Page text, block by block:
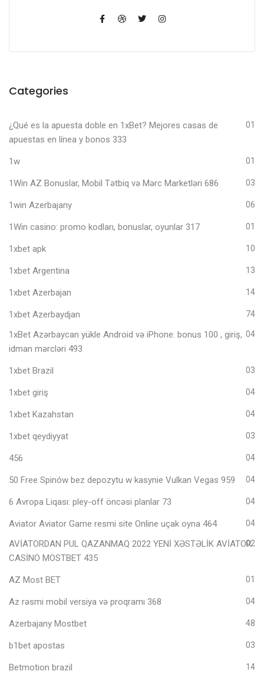
Categories
¿Qué es la apuesta doble en 1xBet? Mejores casas de
apuestas en línea y bonos 333
01
1w 01
1Win AZ Bonuslar, Mobil Tətbiq və Mərc Marketləri 686 03
1win Azerbajany 06
1Win casino: promo kodları, bonuslar, oyunlar 317 01
1xbet apk 10
1xbet Argentina 13
1xbet Azerbajan 14
1xbet Azerbaydjan 74
1xBet Azərbaycan yükle Android və iPhone: bonus 100 , giriş,
idman mərcləri 493
04
1xbet Brazil 03
1xbet giriş 04
1xbet Kazahstan 04
1xbet qeydiyyat 03
456 04
50 Free Spinów bez depozytu w kasynie Vulkan Vegas 959 04
6 Avropa Liqası: pley-off öncəsi planlar 73 04
Aviator Aviator Game resmi site Online uçak oyna 464 04
AVİATORDAN PUL QAZANMAQ 2022 YENİ XƏSTƏLİK AVİATOR
CASİNO MOSTBET 435
02
AZ Most BET 01
Az rəsmi mobil versiya və proqramı 368 04
Azerbajany Mostbet 48
b1bet apostas 03
Betmotion brazil 14